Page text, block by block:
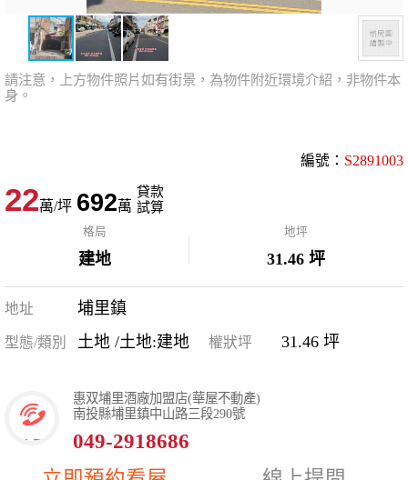
請注意，上方物件照片如有街景，為物件附近環境介紹，非物件本
身。
編號： S2891003
22萬/坪 692萬
貸款
試算
格局
建地
地坪
31.46 坪
地址 埔里鎮
型態/類別 土地 /土地:建地 權狀坪 31.46 坪
惠双埔里酒廠加盟店(華屋不動產)
南投縣埔里鎮中山路三段290號
049-2918686